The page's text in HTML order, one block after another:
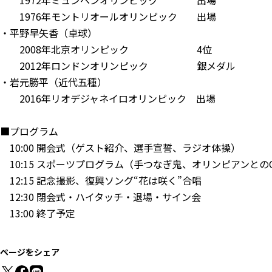
1976年モントリオールオリンピック 出場
・平野早矢香（卓球）
2008年北京オリンピック 4位
2012年ロンドンオリンピック 銀メダル
・岩元勝平（近代五種）
2016年リオデジャネイロオリンピック 出場
■プログラム
10:00 開会式（ゲスト紹介、選手宣誓、ラジオ体操）
10:15 スポーツプログラム（手つなぎ鬼、オリンピアンとの
12:15 記念撮影、復興ソング“花は咲く”合唱
12:30 閉会式・ハイタッチ・退場・サイン会
13:00 終了予定
ページをシェア